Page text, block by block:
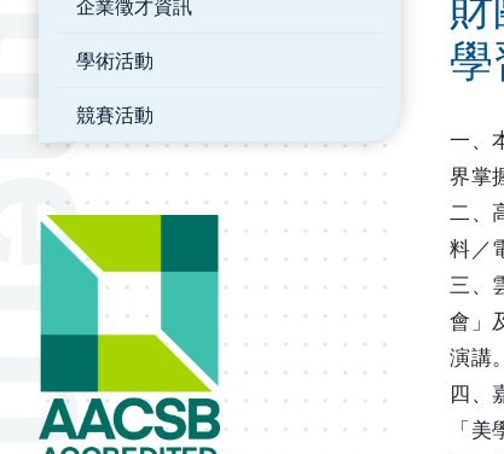
企業徵才資訊
學術活動
競賽活動
學
一、
界掌
二、
料／
三、
會」
演講。
四、
「